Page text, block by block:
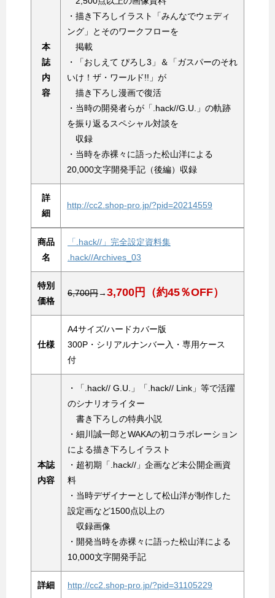
本
誌
内
容
・描き下ろしイラスト「みんなでウェディ
ング」とそのワークフローを
掲載
・「おしえて ぴろし3」＆「ガスパーのそれ
いけ！ザ・ワールド!!」が
描き下ろし漫画で復活
・当時の開発者らが「.hack//G.U.」の軌跡
を振り返るスペシャル対談を
収録
・当時を赤裸々に語った松山洋による
20,000文字開発手記（後編）収録
詳
細
http://cc2.shop-pro.jp/?pid=20214559
商品
名
「.hack//」完全設定資料集
.hack//Archives_03
特別
価格
6,700円→3,700円（約45％OFF）
仕様
A4サイズ/ハードカバー版
300P・シリアルナンバー入・専用ケース
付
本誌
内容
・「.hack// G.U.」「.hack// Link」等で活躍
のシナリオライター
書き下ろしの特典小説
・細川誠一郎とWAKAの初コラボレーション
による描き下ろしイラスト
・超初期「.hack//」企画など未公開企画資
料
・当時デザイナーとして松山洋が制作した
設定画など1500点以上の
収録画像
・開発当時を赤裸々に語った松山洋による
10,000文字開発手記
詳細 http://cc2.shop-pro.jp/?pid=31105229